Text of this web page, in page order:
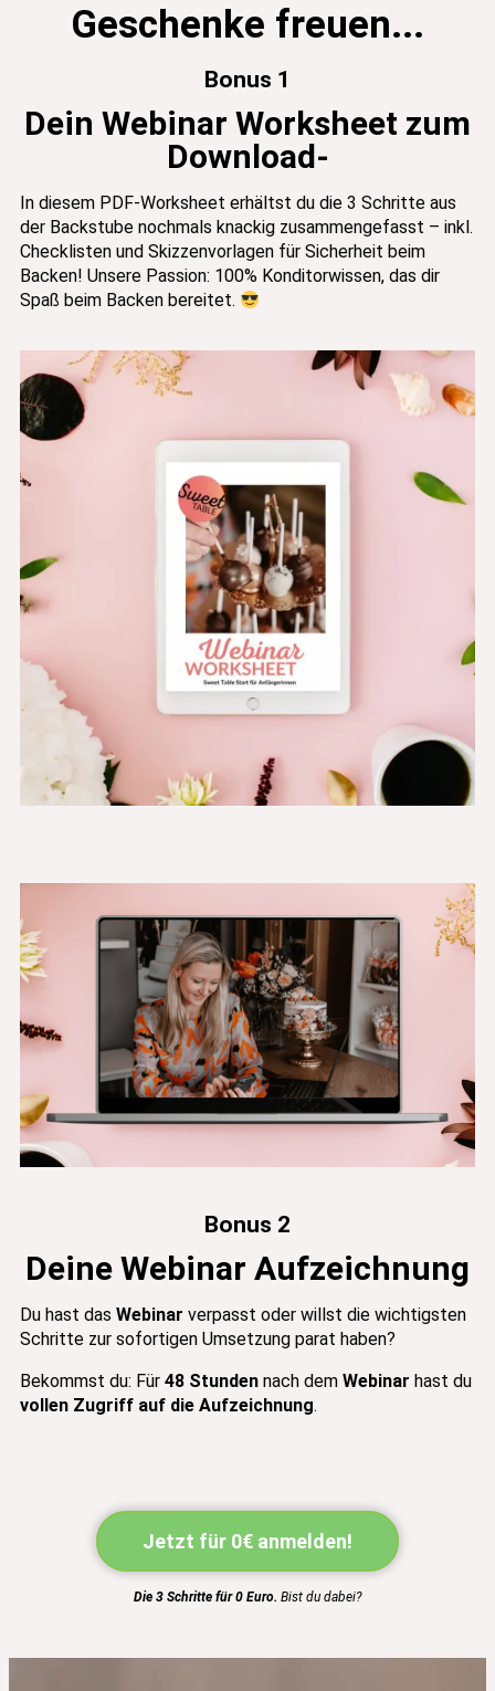
Geschenke freuen...
Bonus 1
Dein Webinar Worksheet zum
Download-
In diesem PDF-Worksheet erhältst du die 3 Schritte aus
der Backstube nochmals knackig zusammengefasst – inkl.
Checklisten und Skizzenvorlagen für Sicherheit beim
Backen! Unsere Passion: 100% Konditorwissen, das dir
Spaß beim Backen bereitet.
Bonus 2
Deine Webinar Aufzeichnung
Du hast das Webinar verpasst oder willst die wichtigsten
Schritte zur sofortigen Umsetzung parat haben?
Bekommst du: Für 48 Stunden nach dem Webinar hast du
vollen Zugriff auf die Aufzeichnung.
Jetzt für 0€ anmelden!
Die 3 Schritte für 0 Euro. Bist du dabei?